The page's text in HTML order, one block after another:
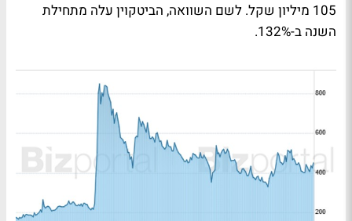
105 מיליון שקל. לשם השוואה, הביטקוין עלה מתחילת
השנה ב-132%.